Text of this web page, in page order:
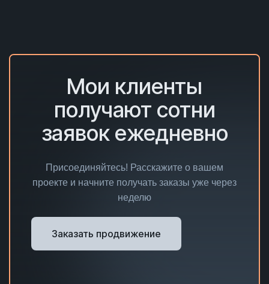
Мои клиенты
получают сотни
заявок ежедневно
Присоединяйтесь! Расскажите о вашем
проекте и начните получать заказы уже через
неделю
Заказать продвижение